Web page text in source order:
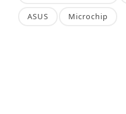
ASUS Microchip